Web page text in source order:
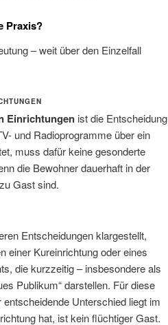
Praxis?
– weit über den Einzelfall
Einrichtungenist die Entscheidung
und Radioprogramme über ein
muss dafür keine gesonderte
die Bewohner dauerhaft in der
Gast sind.
Entscheidungen klargestellt,
einer Kureinrichtung oder eines
die kurzzeitig – insbesondere als
Publikum“ darstellen. Für diese
Unterschied liegt im
hat, ist kein flüchtiger Gast.